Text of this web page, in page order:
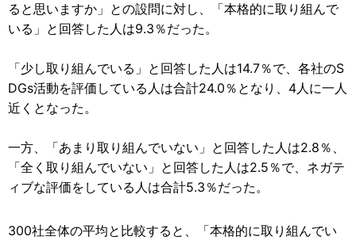
ると思いますか」との設問に対し、「本格的に取り組んで
いる」と回答した人は9.3％だった。
「少し取り組んでいる」と回答した人は14.7％で、各社のS
DGs活動を評価している人は合計24.0％となり、4人に一人
近くとなった。
一方、「あまり取り組んでいない」と回答した人は2.8％、
「全く取り組んでいない」と回答した人は2.5％で、ネガテ
ィブな評価をしている人は合計5.3％だった。
300社全体の平均と比較すると、「本格的に取り組んでい